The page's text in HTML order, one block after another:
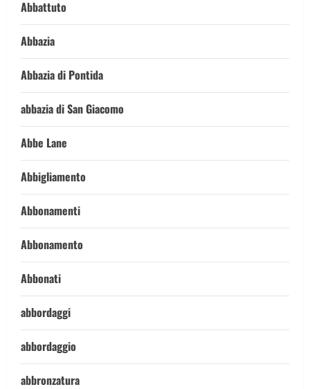
Abbattuto
Abbazia
Abbazia di Pontida
abbazia di San Giacomo
Abbe Lane
Abbigliamento
Abbonamenti
Abbonamento
Abbonati
abbordaggi
abbordaggio
abbronzatura